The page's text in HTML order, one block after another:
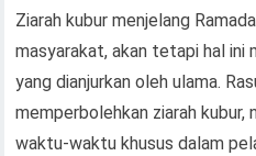
Ziarah kubur menjelang
masyarakat, akan tetapi hal ini
yang dianjurkan oleh ulama.
memperbolehkan ziarah
waktu-waktu khusus dalam